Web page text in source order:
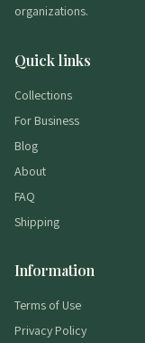
organizations.
Quick links
Collections
For Business
Blog
About
FAQ
Shipping
Information
Terms of Use
Privacy Policy